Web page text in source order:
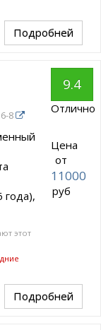
Подробней
8
года),
этот
9.4
Отлично
Цена
от
11000
руб
Подробней